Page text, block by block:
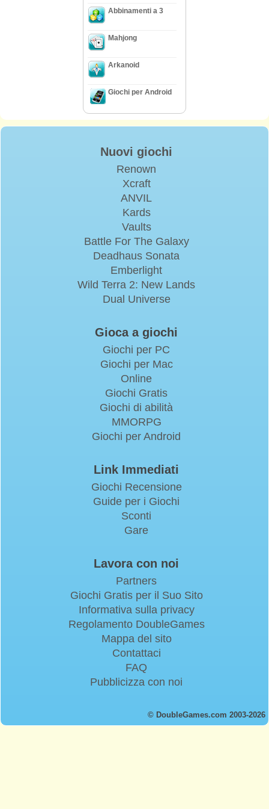
Abbinamenti a 3
Mahjong
Arkanoid
Giochi per Android
Nuovi giochi
Renown
Xcraft
ANVIL
Kards
Vaults
Battle For The Galaxy
Deadhaus Sonata
Emberlight
Wild Terra 2: New Lands
Dual Universe
Gioca a giochi
Giochi per PC
Giochi per Mac
Online
Giochi Gratis
Giochi di abilità
MMORPG
Giochi per Android
Link Immediati
Giochi Recensione
Guide per i Giochi
Sconti
Gare
Lavora con noi
Partners
Giochi Gratis per il Suo Sito
Informativa sulla privacy
Regolamento DoubleGames
Mappa del sito
Contattaci
FAQ
Pubblicizza con noi
© DoubleGames.com 2003-2026